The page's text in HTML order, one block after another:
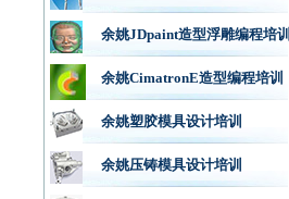
余姚JDpaint造型浮雕编程培训
余姚CimatronE造型编程培训
余姚塑胶模具设计培训
余姚压铸模具设计培训